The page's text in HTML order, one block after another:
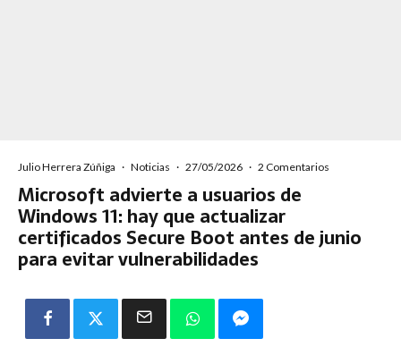
Julio Herrera Zúñiga · Noticias · 27/05/2026 · 2 Comentarios
Microsoft advierte a usuarios de
Windows 11: hay que actualizar
certificados Secure Boot antes de junio
para evitar vulnerabilidades